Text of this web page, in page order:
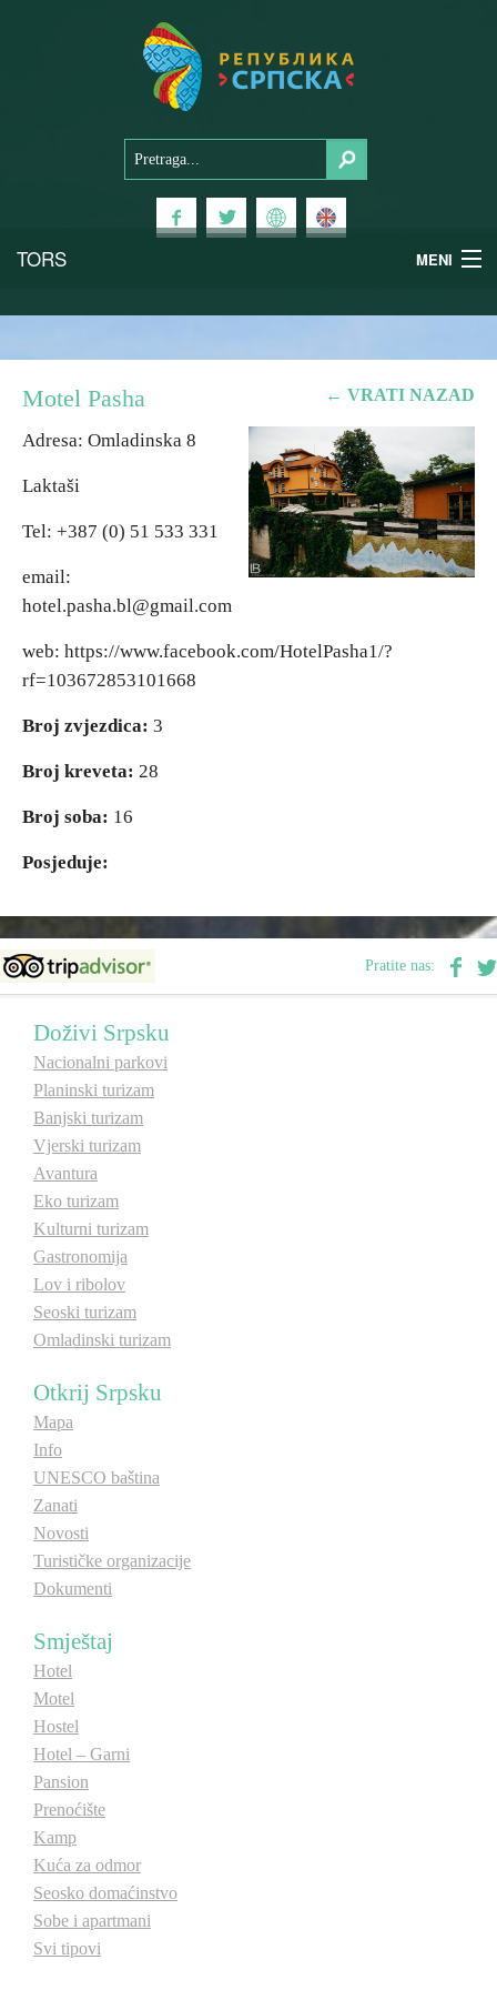
TORS MENI
Planinski turizam
Banjski turizam
Avantura
Eko turizam
Kulturni turizam
Gastronomija
Lov i ribolov
Omladinski turizam
Destinacije
Spisak destinacija
Mapa destinacija
Manifestacije
Smještaj
Multimedija
Foto
Video
E-Brochure
Otkrij Srpsku
← VRATI NAZAD
Motel Pasha
Adresa: Omladinska 8
Laktaši
Tel: +387 (0) 51 533 331
email:
hotel.pasha.bl@gmail.com
web: https://www.facebook.com/HotelPasha1/?
rf=103672853101668
Broj zvjezdica: 3
Broj kreveta: 28
Broj soba: 16
Posjeduje:
Pratite nas:
Doživi Srpsku
Nacionalni parkovi
Planinski turizam
Banjski turizam
Vjerski turizam
Avantura
Eko turizam
Kulturni turizam
Gastronomija
Lov i ribolov
Seoski turizam
Omladinski turizam
Otkrij Srpsku
Mapa
Info
UNESCO baština
Zanati
Novosti
Turističke organizacije
Dokumenti
Smještaj
Hotel
Motel
Hostel
Hotel – Garni
Pansion
Prenoćište
Kamp
Kuća za odmor
Seosko domaćinstvo
Sobe i apartmani
Svi tipovi